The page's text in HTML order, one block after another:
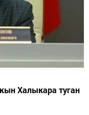
Халыкара туган